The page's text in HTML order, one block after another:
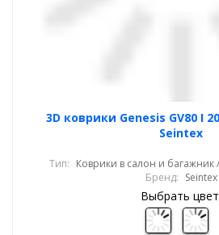
3D коврики Genesis GV80 I
Seintex
Тип: Коврики в салон и
Бренд: Seintex
Выбрать